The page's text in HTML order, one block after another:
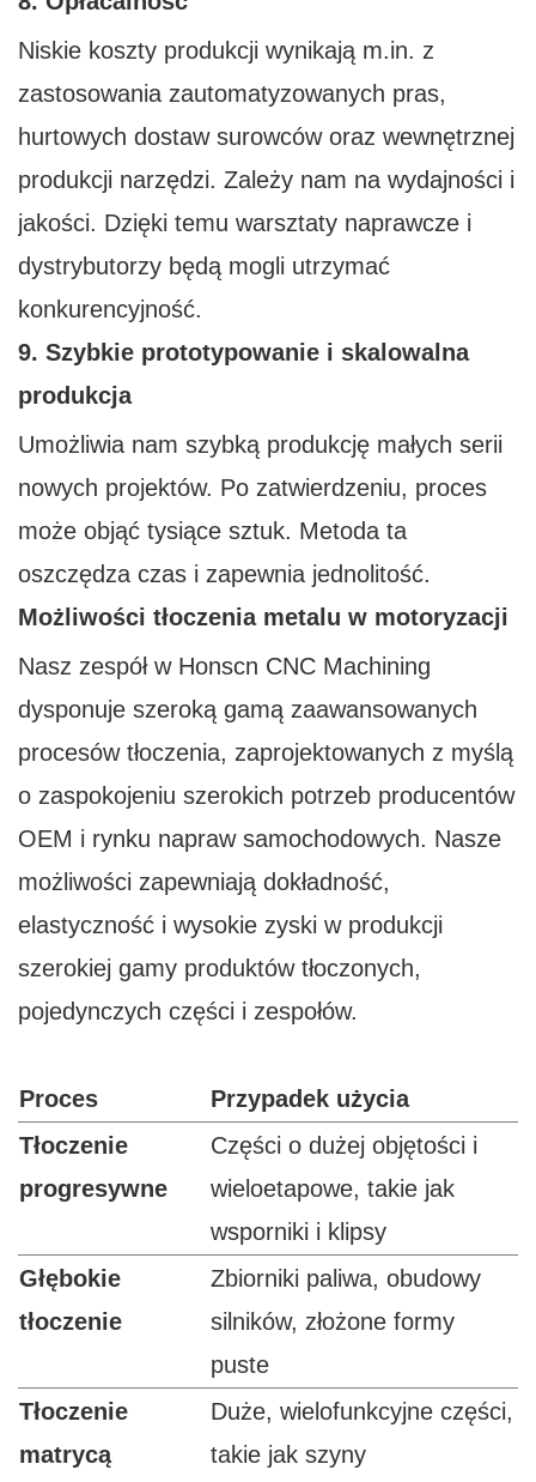
Niskie koszty produkcji wynikają m.in. z
zastosowania zautomatyzowanych pras,
hurtowych dostaw surowców oraz wewnętrznej
produkcji narzędzi. Zależy nam na wydajności i
jakości. Dzięki temu warsztaty naprawcze i
dystrybutorzy będą mogli utrzymać
konkurencyjność.
9. Szybkie prototypowanie i skalowalna
produkcja
Umożliwia nam szybką produkcję małych serii
nowych projektów. Po zatwierdzeniu, proces
może objąć tysiące sztuk. Metoda ta
oszczędza czas i zapewnia jednolitość.
Możliwości tłoczenia metalu w motoryzacji
Nasz zespół w Honscn CNC Machining
dysponuje szeroką gamą zaawansowanych
procesów tłoczenia, zaprojektowanych z myślą
o zaspokojeniu szerokich potrzeb producentów
OEM i rynku napraw samochodowych. Nasze
możliwości zapewniają dokładność,
elastyczność i wysokie zyski w produkcji
szerokiej gamy produktów tłoczonych,
pojedynczych części i zespołów.
Proces
Przypadek użycia
Tłoczenie
progresywne
Części o dużej objętości i
wieloetapowe, takie jak
wsporniki i klipsy
Głębokie
tłoczenie
Zbiorniki paliwa, obudowy
silników, złożone formy
puste
Tłoczenie
matrycą
Duże, wielofunkcyjne części,
takie jak szyny